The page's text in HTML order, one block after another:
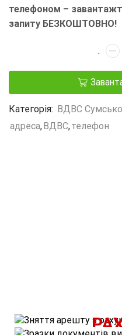
телефоном –
запиту БЕЗКОШТОВНО!
Категорія: ВДВС
адреса, ВДВС,телефон
КОРИСНІ